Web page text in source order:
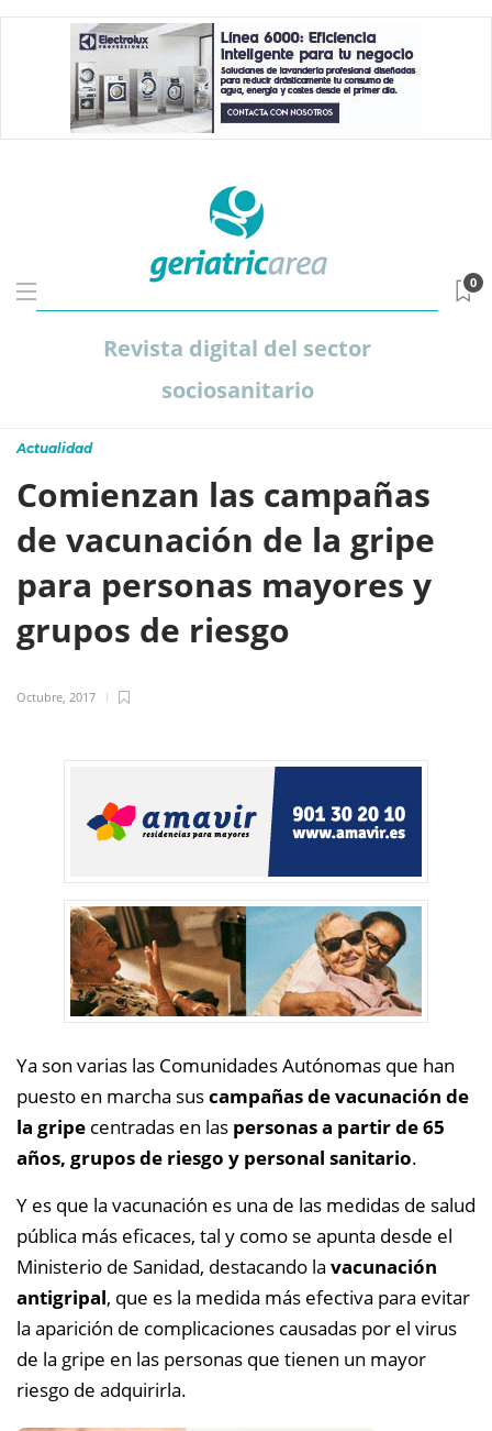
Revista digital del sector
sociosanitario
0
Actualidad
Comienzan las campañas
de vacunación de la gripe
para personas mayores y
grupos de riesgo
Octubre, 2017
Ya son varias las Comunidades Autónomas que han
puesto en marcha suscampañas de vacunación de
la gripe centradas en las personas a partir de 65
años, grupos de riesgo y personal sanitario.
Y es que la vacunación es una de las medidas de salud
pública más eficaces, tal y como se apunta desde el
Ministerio de Sanidad, destacando la vacunación
antigripal, que es la medida más efectiva para evitar
la aparición de complicaciones causadas por el virus
de la gripe en las personas que tienen un mayor
riesgo de adquirirla.